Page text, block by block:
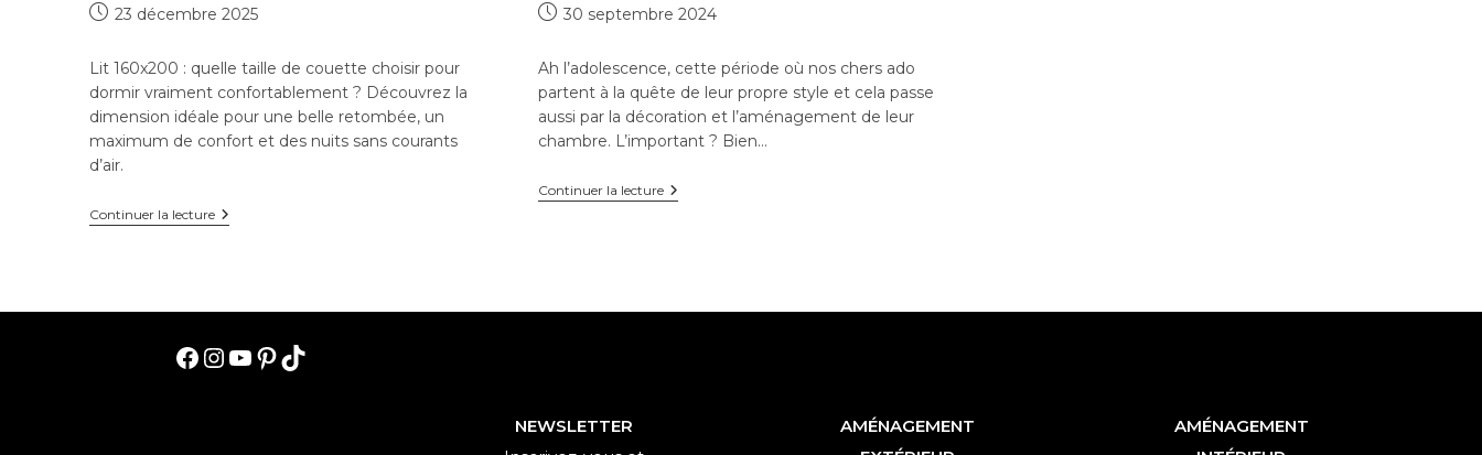
Publication
23 décembre 2025
Lit 160x200 : quelle taille de couette choisir pour
dormir vraiment confortablement ? Découvrez la
dimension idéale pour une belle retombée, un
maximum de confort et des nuits sans courants
d’air.
Continuer la lectureQuelle
taille
?
Publication
30 septembre 2024
Ah l’adolescence, cette période où nos chers ado
partent à la quête de leur propre style et cela passe
aussi par la décoration et l’aménagement de leur
chambre. L’important ? Bien…
Continuer la lectureIdées
déco
Facebook
Instagram
YouTube
Pinterest
TikTok
NEWSLETTER
AMÉNAGEMENT
AMÉNAGEMENT